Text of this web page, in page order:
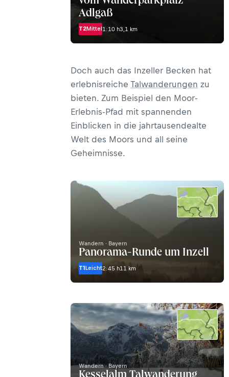
Adlgaß
T2Mittel1:10 h3,1 km
Doch auch das Inzeller Becken hat
erlebnisreiche Talwanderungen zu
bieten. Zum Beispiel den Moor-
Erlebnis-Pfad mit spannenden
Einblicken in die jahrtausendealte
Welt des Moors und all seine
Geheimnisse.
Wandern · Bayern
Panorama-Runde um Inzell
T1Leicht2:45 h11 km
Wandern · Bayern